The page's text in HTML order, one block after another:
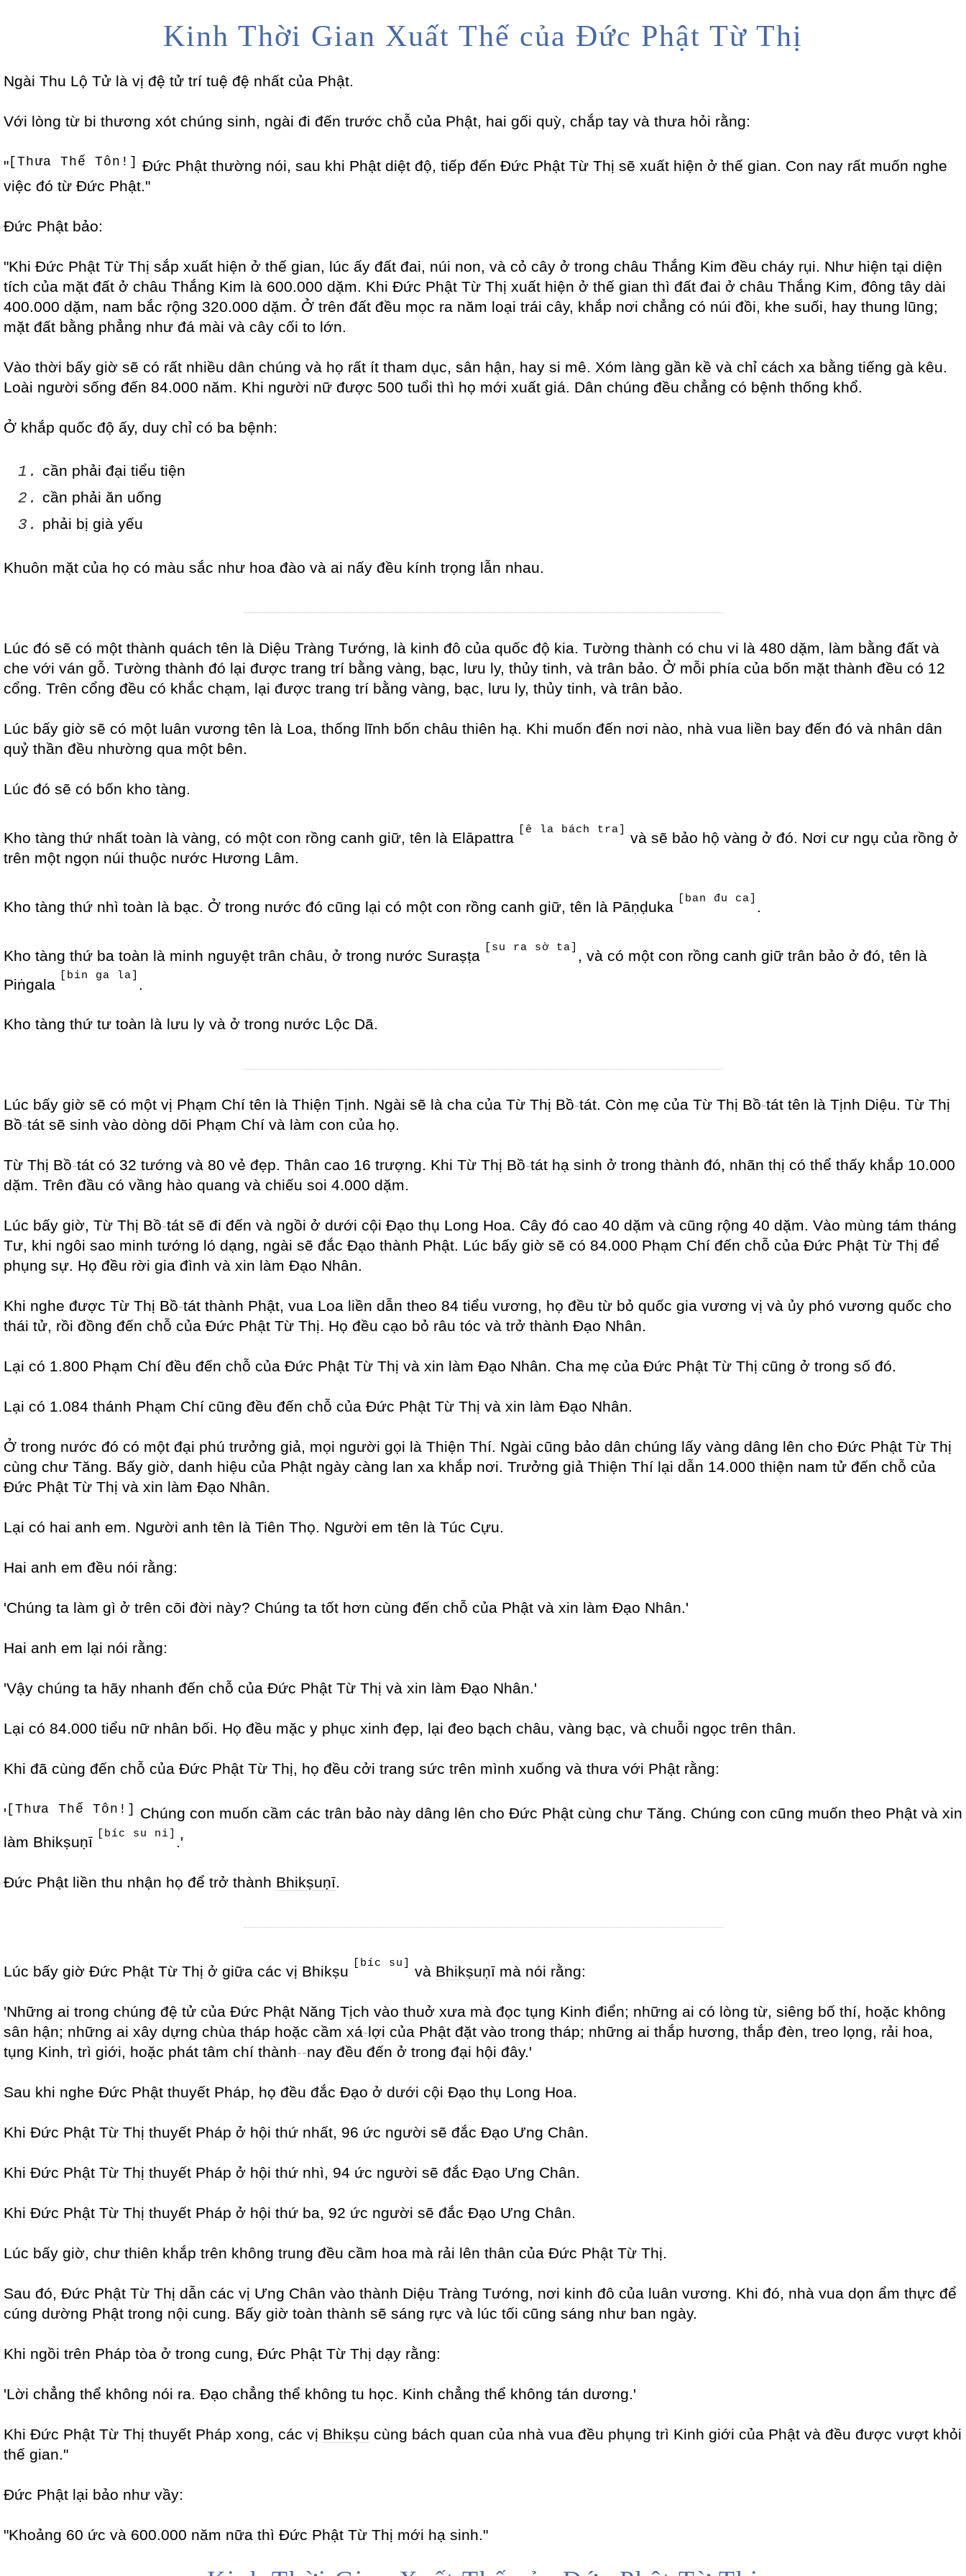
Kinh Thời Gian Xuất Thế của Đức Phật Từ Thị
Ngài Thu Lộ Tử là vị đệ tử trí tuệ đệ nhất của Phật.
Với lòng từ bi thương xót chúng sinh, ngài đi đến trước chỗ của Phật, hai gối quỳ, chắp tay và thưa hỏi rằng:
" [Thưa Thế Tôn!] Đức Phật thường nói, sau khi Phật diệt độ, tiếp đến Đức Phật Từ Thị sẽ xuất hiện ở thế gian. Con nay rất muốn nghe
việc đó từ Đức Phật."
Đức Phật bảo:
"Khi Đức Phật Từ Thị sắp xuất hiện ở thế gian, lúc ấy đất đai, núi non, và cỏ cây ở trong châu Thắng Kim đều cháy rụi. Như hiện tại diện
tích của mặt đất ở châu Thắng Kim là 600.000 dặm. Khi Đức Phật Từ Thị xuất hiện ở thế gian thì đất đai ở châu Thắng Kim, đông tây dài
400.000 dặm, nam bắc rộng 320.000 dặm. Ở trên đất đều mọc ra năm loại trái cây, khắp nơi chẳng có núi đồi, khe suối, hay thung lũng;
mặt đất bằng phẳng như đá mài và cây cối to lớn.
Vào thời bấy giờ sẽ có rất nhiều dân chúng và họ rất ít tham dục, sân hận, hay si mê. Xóm làng gần kề và chỉ cách xa bằng tiếng gà kêu.
Loài người sống đến 84.000 năm. Khi người nữ được 500 tuổi thì họ mới xuất giá. Dân chúng đều chẳng có bệnh thống khổ.
Ở khắp quốc độ ấy, duy chỉ có ba bệnh:
1. cần phải đại tiểu tiện
2. cần phải ăn uống
3.
phải bị già yếu
Khuôn mặt của họ có màu sắc như hoa đào và ai nấy đều kính trọng lẫn nhau.
Lúc đó sẽ có một thành quách tên là Diệu Tràng Tướng, là kinh đô của quốc độ kia. Tường thành có chu vi là 480 dặm, làm bằng đất và
che với ván gỗ. Tường thành đó lại được trang trí bằng vàng, bạc, lưu ly, thủy tinh, và trân bảo. Ở mỗi phía của bốn mặt thành đều có 12
cổng. Trên cổng đều có khắc chạm, lại được trang trí bằng vàng, bạc, lưu ly, thủy tinh, và trân bảo.
Lúc bấy giờ sẽ có một luân vương tên là Loa, thống lĩnh bốn châu thiên hạ. Khi muốn đến nơi nào, nhà vua liền bay đến đó và nhân dân
quỷ thần đều nhường qua một bên.
Lúc đó sẽ có bốn kho tàng.
Kho tàng thứ nhất toàn là vàng, có một con rồng canh giữ, tên là Elāpattra [ê la bách tra]
và sẽ bảo hộ vàng ở đó. Nơi cư ngụ của rồng ở
trên một ngọn núi thuộc nước Hương Lâm.
Kho tàng thứ nhì toàn là bạc. Ở trong nước đó cũng lại có một con rồng canh giữ, tên là Pāṇḍuka [ban đu ca] .
Kho tàng thứ ba toàn là minh nguyệt trân châu, ở trong nước Suraṣṭa [su ra sờ ta]
, và có một con rồng canh giữ trân bảo ở đó, tên là
Piṅgala
[bin ga la]
Kho tàng thứ tư toàn là lưu ly và ở trong nước Lộc Dã.
Lúc bấy giờ sẽ có một vị Phạm Chí tên là Thiện Tịnh. Ngài sẽ là cha của Từ Thị Bồ-tát. Còn mẹ của Từ Thị Bồ-tát tên là Tịnh Diệu. Từ Thị
Bồ-tát sẽ sinh vào dòng dõi Phạm Chí và làm con của họ.
Từ Thị Bồ-tát có 32 tướng và 80 vẻ đẹp. Thân cao 16 trượng. Khi Từ Thị Bồ-tát hạ sinh ở trong thành đó, nhãn thị có thể thấy khắp 10.000
dặm. Trên đầu có vầng hào quang và chiếu soi 4.000 dặm.
Lúc bấy giờ, Từ Thị Bồ-tát sẽ đi đến và ngồi ở dưới cội Đạo thụ Long Hoa. Cây đó cao 40 dặm và cũng rộng 40 dặm. Vào mùng tám tháng
Tư, khi ngôi sao minh tướng ló dạng, ngài sẽ đắc Đạo thành Phật. Lúc bấy giờ sẽ có 84.000 Phạm Chí đến chỗ của Đức Phật Từ Thị để
phụng sự. Họ đều rời gia đình và xin làm Đạo Nhân.
Khi nghe được Từ Thị Bồ-tát thành Phật, vua Loa liền dẫn theo 84 tiểu vương, họ đều từ bỏ quốc gia vương vị và ủy phó vương quốc cho
thái tử, rồi đồng đến chỗ của Đức Phật Từ Thị. Họ đều cạo bỏ râu tóc và trở thành Đạo Nhân.
Lại có 1.800 Phạm Chí đều đến chỗ của Đức Phật Từ Thị và xin làm Đạo Nhân. Cha mẹ của Đức Phật Từ Thị cũng ở trong số đó.
Lại có 1.084 thánh Phạm Chí cũng đều đến chỗ của Đức Phật Từ Thị và xin làm Đạo Nhân.
Ở trong nước đó có một đại phú trưởng giả, mọi người gọi là Thiện Thí. Ngài cũng bảo dân chúng lấy vàng dâng lên cho Đức Phật Từ Thị
cùng chư Tăng. Bấy giờ, danh hiệu của Phật ngày càng lan xa khắp nơi. Trưởng giả Thiện Thí lại dẫn 14.000 thiện nam tử đến chỗ của
Đức Phật Từ Thị và xin làm Đạo Nhân.
Lại có hai anh em. Người anh tên là Tiên Thọ. Người em tên là Túc Cựu.
Hai anh em đều nói rằng:
'Chúng ta làm gì ở trên cõi đời này? Chúng ta tốt hơn cùng đến chỗ của Phật và xin làm Đạo Nhân.'
Hai anh em lại nói rằng:
'Vậy chúng ta hãy nhanh đến chỗ của Đức Phật Từ Thị và xin làm Đạo Nhân.'
Lại có 84.000 tiểu nữ nhân bối. Họ đều mặc y phục xinh đẹp, lại đeo bạch châu, vàng bạc, và chuỗi ngọc trên thân.
Khi đã cùng đến chỗ của Đức Phật Từ Thị, họ đều cởi trang sức trên mình xuống và thưa với Phật rằng:
' [Thưa Thế Tôn!]
Chúng con muốn cầm các trân bảo này dâng lên cho Đức Phật cùng chư Tăng. Chúng con cũng muốn theo Phật và xin
làm Bhikṣuṇī
[bíc su ni] .'
Đức Phật liền thu nhận họ để trở thành Bhikṣuṇī.
Lúc bấy giờ Đức Phật Từ Thị ở giữa các vị Bhikṣu [bíc su] và Bhikṣuṇī mà nói rằng:
'Những ai trong chúng đệ tử của Đức Phật Năng Tịch vào thuở xưa mà đọc tụng Kinh điển; những ai có lòng từ, siêng bố thí, hoặc không
sân hận; những ai xây dựng chùa tháp hoặc cầm xá-lợi của Phật đặt vào trong tháp; những ai thắp hương, thắp đèn, treo lọng, rải hoa,
tụng Kinh, trì giới, hoặc phát tâm chí thành--nay đều đến ở trong đại hội đây.'
Sau khi nghe Đức Phật thuyết Pháp, họ đều đắc Đạo ở dưới cội Đạo thụ Long Hoa.
Khi Đức Phật Từ Thị thuyết Pháp ở hội thứ nhất, 96 ức người sẽ đắc Đạo Ưng Chân.
Khi Đức Phật Từ Thị thuyết Pháp ở hội thứ nhì, 94 ức người sẽ đắc Đạo Ưng Chân.
Khi Đức Phật Từ Thị thuyết Pháp ở hội thứ ba, 92 ức người sẽ đắc Đạo Ưng Chân.
Lúc bấy giờ, chư thiên khắp trên không trung đều cầm hoa mà rải lên thân của Đức Phật Từ Thị.
Sau đó, Đức Phật Từ Thị dẫn các vị Ưng Chân vào thành Diệu Tràng Tướng, nơi kinh đô của luân vương. Khi đó, nhà vua dọn ẩm thực để
cúng dường Phật trong nội cung. Bấy giờ toàn thành sẽ sáng rực và lúc tối cũng sáng như ban ngày.
Khi ngồi trên Pháp tòa ở trong cung, Đức Phật Từ Thị dạy rằng:
'Lời chẳng thể không nói ra. Đạo chẳng thể không tu học. Kinh chẳng thể không tán dương.'
Khi Đức Phật Từ Thị thuyết Pháp xong, các vị Bhikṣu cùng bách quan của nhà vua đều phụng trì Kinh giới của Phật và đều được vượt khỏi
thế gian."
Đức Phật lại bảo như vầy:
"Khoảng 60 ức và 600.000 năm nữa thì Đức Phật Từ Thị mới hạ sinh."